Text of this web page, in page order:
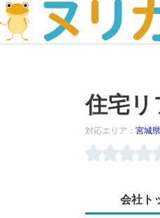
住宅
対応エリア： 宮城県
会社ト